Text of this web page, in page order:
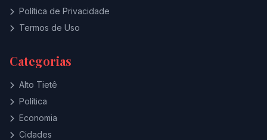
Política de Privacidade
Termos de Uso
Categorias
Alto Tietê
Política
Economia
Cidades